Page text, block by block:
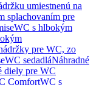
umiestnenú na
splachovaním pre
WC s hlbokým
pre WC, zo
WC sedadláNáhradné
diely pre WC
ComfortWC s